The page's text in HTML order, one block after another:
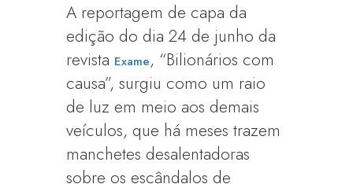
A reportagem de capa da
edição do dia 24 de junho da
revista Exame, “Bilionários com
causa”, surgiu como um raio
de luz em meio aos demais
veículos, que há meses trazem
manchetes desalentadoras
sobre os escândalos de